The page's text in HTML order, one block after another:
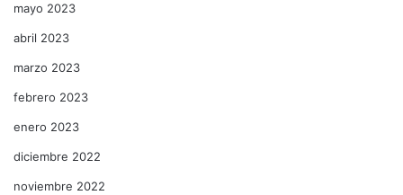
mayo 2023
abril 2023
marzo 2023
febrero 2023
enero 2023
diciembre 2022
noviembre 2022